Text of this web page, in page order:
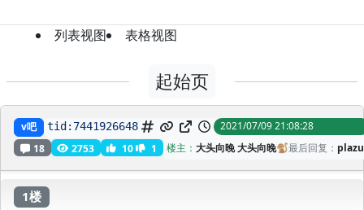
列表视图 表格视图
起始页
v吧 0人气有点没绷住
tid: 7441926648
2021/07/09 21:08:28
18
2753 10 1 楼主：大头向晚 大头向晚🐒最后回复：
1楼